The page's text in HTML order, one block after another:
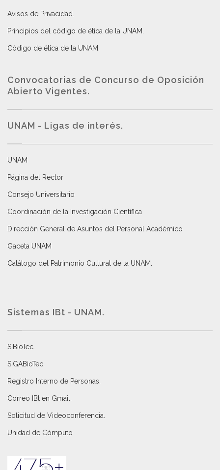
Avisos de Privacidad
Principios del código de ética de la UNAM
Código de ética de la UNAM
Convocatorias de Concurso de Oposición
Abierto Vigentes.
UNAM - Ligas de interés.
UNAM
Página del Rector
Consejo Universitario
Coordinación de la Investigación Científica
Dirección General de Asuntos del Personal Académico
Gaceta UNAM
Catálogo del Patrimonio Cultural de la UNAM.
Sistemas IBt - UNAM.
SiBioTec
SiGABioTec.
Registro Interno de Personas
Correo IBt en Gmail
Solicitud de Videoconferencia.
Unidad de Cómputo